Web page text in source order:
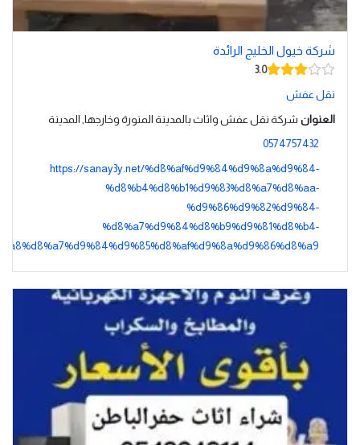
شركة خيول الخليج الرائدة
3.0
نقل عفش
العنوان شركة نقل عفش واثاث بالمدينة المنورة وخارجها, المدينة
0574757432
https://sanay3y.net/%d8%af%d9%84%d9%8a%d9%84-
%d8%b4%d8%b1%d9%83%d8%a7%d8%aa-
%d9%86%d9%82%d9%84-
%d8%a7%d9%84%d8%b9%d9%81%d8%b4-